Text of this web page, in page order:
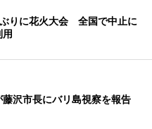
りに花火大会 全国で中止に
用
藤沢市長にバリ島視察を報告